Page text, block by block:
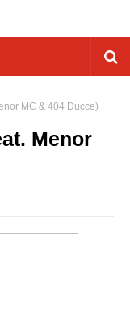
MC & 404 Ducce)
Menor